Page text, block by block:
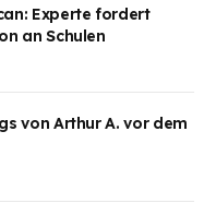
Experte fordert
an Schulen
von Arthur A. vor dem